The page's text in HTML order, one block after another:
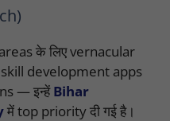
के लिए vernacular
development apps
— इन्हेंBihar
में top priority दी गई है।